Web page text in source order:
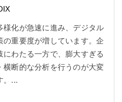
様化が急速に進み、デジタル
重要度が増しています。企
わたる一方で、膨大すぎる
横断的な分析を行うのが大変
...